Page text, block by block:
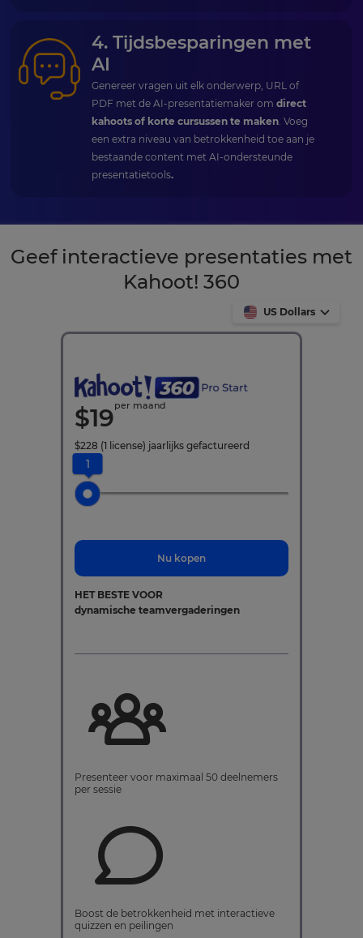
4. Tijdsbesparingen met
AI
Genereer vragen uit elk onderwerp, URL of
PDF met de AI-presentatiemaker om direct
kahoots of korte cursussen te maken . Voeg
een extra niveau van betrokkenheid toe aan je
bestaande content met AI-ondersteunde
presentatietools.
Geef interactieve presentaties met
Kahoot! 360
US Dollars
$19per maand
$228 (1 license) jaarlijks gefactureerd
1
Nu kopen
HET BESTE VOOR
dynamische teamvergaderingen
Presenteer voor maximaal 50 deelnemers
per sessie
Boost de betrokkenheid met interactieve
quizzen en peilingen